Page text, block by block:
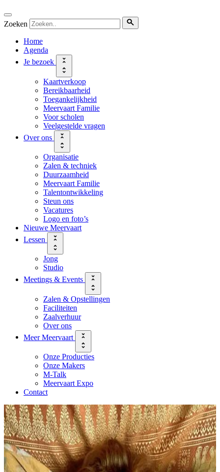
Zoeken
Home
Agenda
Je bezoek
Kaartverkoop
Bereikbaarheid
Toegankelijkheid
Meervaart Familie
Voor scholen
Veelgestelde vragen
Over ons
Organisatie
Zalen & techniek
Duurzaamheid
Meervaart Familie
Talentontwikkeling
Steun ons
Vacatures
Logo en foto’s
Nieuwe Meervaart
Lessen
Jong
Studio
Meetings & Events
Zalen & Opstellingen
Faciliteiten
Zaalverhuur
Over ons
Meer Meervaart
Onze Producties
Onze Makers
M-Talk
Meervaart Expo
Contact